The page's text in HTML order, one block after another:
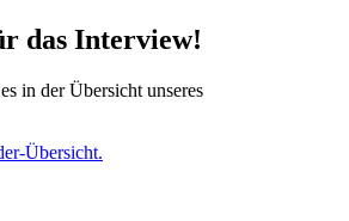
das Interview!
in der Übersicht unseres
Übersicht.